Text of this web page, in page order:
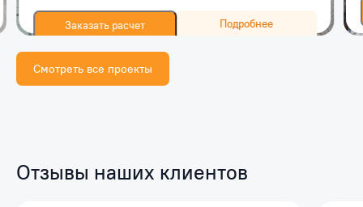
Заказать расчет Подробнее
Смотреть все проекты
Отзывы наших клиентов